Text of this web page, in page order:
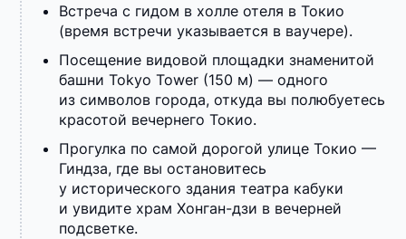
Встреча с гидом в холле отеля в Токио
(время встречи указывается в ваучере).
Посещение видовой площадки знаменитой
башни Tokyo Tower (150 м) — одного
из символов города, откуда вы полюбуетесь
красотой вечернего Токио.
Прогулка по самой дорогой улице Токио —
Гиндза, где вы остановитесь
у исторического здания театра кабуки
и увидите храм Хонган-дзи в вечерней
подсветке.